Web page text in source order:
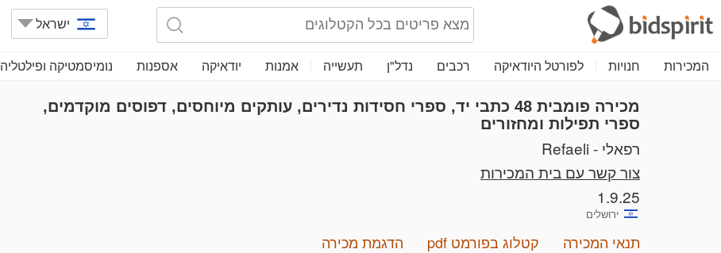
ישראל
המכירות חנויות לפורטל היודאיקה רכבים נדל"ן תעשייה אמנות יודאיקה אספנות נומיסמטיקה ופילטליה
מכירה פומבית 48
כתבי יד, ספרי חסידות נדירים, עותקים מיוחסים, דפוסים מוקדמים,
ספרי תפילות ומחזורים
רפאלי - Refaeli
צור קשר עם בית המכירות
1.9.25
ירושלים
תנאי המכירה קטלוג בפורמט pdf הדגמת מכירה